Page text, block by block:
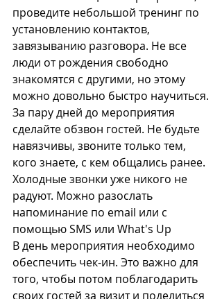
проведите небольшой тренинг по
установлению контактов,
завязыванию разговора. Не все
люди от рождения свободно
знакомятся с другими, но этому
можно довольно быстро научиться.
За пару дней до мероприятия
сделайте обзвон гостей. Не будьте
навязчивы, звоните только тем,
кого знаете, с кем общались ранее.
Холодные звонки уже никого не
радуют. Можно разослать
напоминание по email или с
помощью SMS или What's Up
В день мероприятия необходимо
обеспечить чек-ин. Это важно для
того, чтобы потом поблагодарить
своих гостей за визит и поделиться